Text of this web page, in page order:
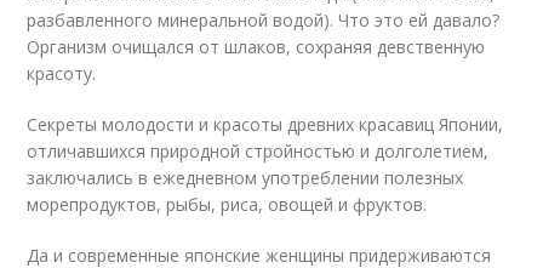
разбавленного минеральной водой). Что это ей давало?
Организм очищался от шлаков, сохраняя девственную
красоту.
Секреты молодости и красоты древних красавиц Японии,
отличавшихся природной стройностью и долголетием,
заключались в ежедневном употреблении полезных
морепродуктов, рыбы, риса, овощей и фруктов.
Да и современные японские женщины придерживаются